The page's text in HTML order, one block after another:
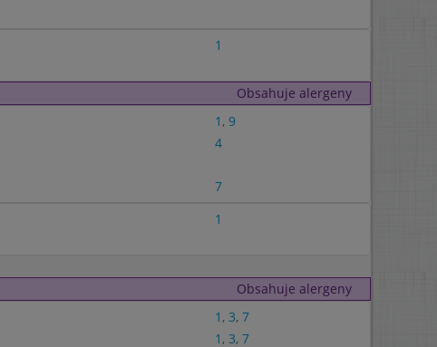
1
Obsahuje alergeny
1 , 9
4
7
1
Obsahuje alergeny
1 , 3, 7
1 , 3, 7